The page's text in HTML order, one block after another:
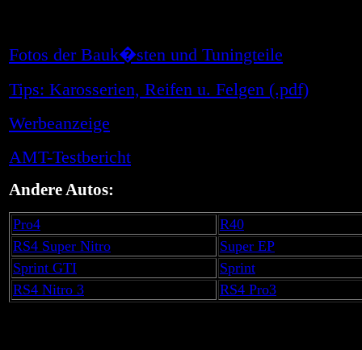
Fotos der Bauk�sten und Tuningteile
Tips: Karosserien, Reifen u. Felgen (.pdf)
Werbeanzeige
AMT-Testbericht
Andere Autos:
Pro4
R40
RS4 Super Nitro
Super EP
Sprint GTI
Sprint
RS4 Nitro 3
RS4 Pro3